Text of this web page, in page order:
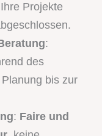
Projekte
:
des
bis zur
: Faire und